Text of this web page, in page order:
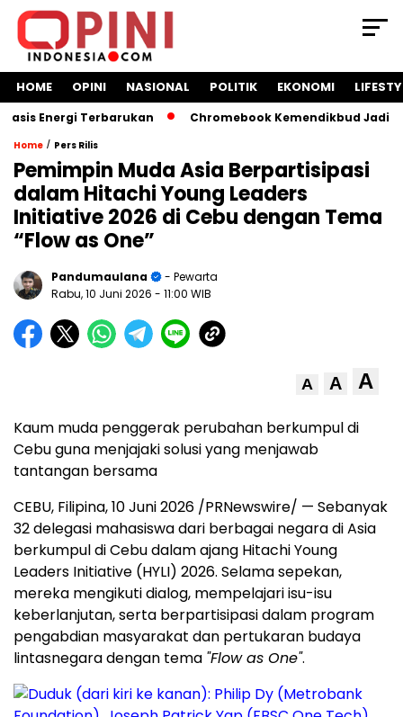
HOME OPINI NASIONAL POLITIK EKONOMI
Energi Terbarukan Chromebook Kemendikbud Jadi
Home / Pers Rilis
Pemimpin Muda Asia Berpartisipasi
dalam Hitachi Young Leaders
Initiative 2026 di Cebu dengan Tema
“Flow as One”
Pandumaulana
- Pewarta
Rabu, 10 Juni 2026 - 11:00 WIB
A A A
Kaum muda penggerak perubahan berkumpul di
Cebu guna menjajaki solusi yang menjawab
tantangan bersama
CEBU, Filipina, 10 Juni 2026 /PRNewswire/ — Sebanyak
32 delegasi mahasiswa dari berbagai negara di Asia
berkumpul di Cebu dalam ajang Hitachi Young
Leaders Initiative (HYLI) 2026. Selama sepekan,
mereka mengikuti dialog, mempelajari isu-isu
keberlanjutan, serta berpartisipasi dalam program
pengabdian masyarakat dan pertukaran budaya
lintasnegara dengan tema "Flow as One".